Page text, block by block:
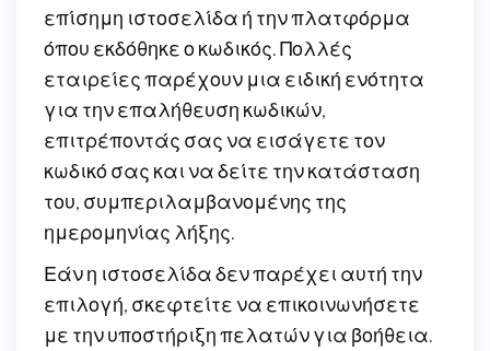
επίσημη ιστοσελίδα ή την πλατφόρμα
όπου εκδόθηκε ο κωδικός. Πολλές
εταιρείες παρέχουν μια ειδική ενότητα
για την επαλήθευση κωδικών,
επιτρέποντάς σας να εισάγετε τον
κωδικό σας και να δείτε την κατάσταση
του, συμπεριλαμβανομένης της
ημερομηνίας λήξης.
Εάν η ιστοσελίδα δεν παρέχει αυτή την
επιλογή, σκεφτείτε να επικοινωνήσετε
με την υποστήριξη πελατών για βοήθεια.